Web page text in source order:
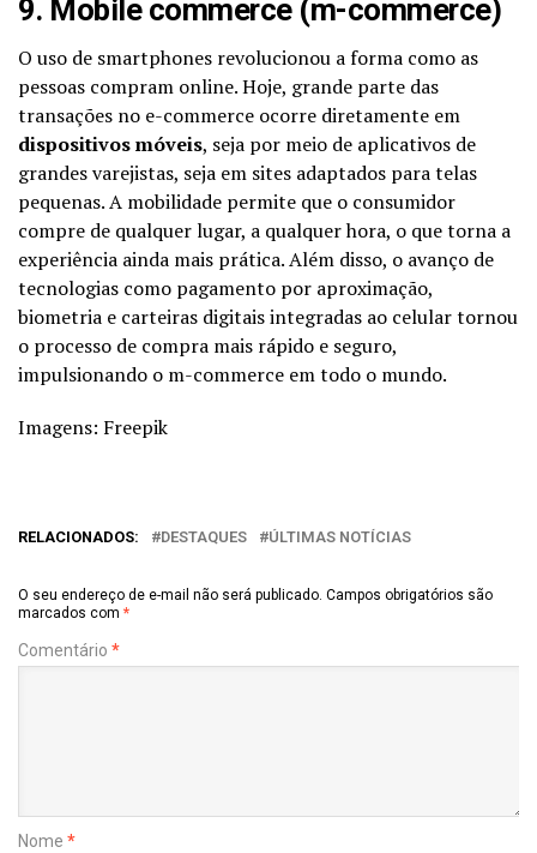
9. Mobile commerce (m-commerce)
O uso de smartphones revolucionou a forma como as
pessoas compram online. Hoje, grande parte das
transações no e-commerce ocorre diretamente em
dispositivos móveis, seja por meio de aplicativos de
grandes varejistas, seja em sites adaptados para telas
pequenas. A mobilidade permite que o consumidor
compre de qualquer lugar, a qualquer hora, o que torna a
experiência ainda mais prática. Além disso, o avanço de
tecnologias como pagamento por aproximação,
biometria e carteiras digitais integradas ao celular tornou
o processo de compra mais rápido e seguro,
impulsionando o m-commerce em todo o mundo.
Imagens: Freepik
RELACIONADOS: DESTAQUES ÚLTIMAS NOTÍCIAS
O seu endereço de e-mail não será publicado. Campos obrigatórios são
marcados com *
Comentário *
Nome *